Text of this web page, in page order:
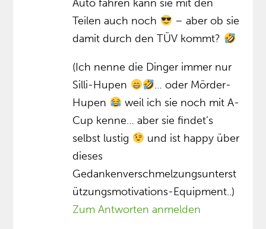
Auto fahren kann sie mit den
Teilen auch noch
– aber ob sie
damit durch den TÜV kommt?
(Ich nenne die Dinger immer nur
Silli-Hupen
… oder Mörder-
Hupen
weil ich sie noch mit A-
Cup kenne… aber sie findet’s
selbst lustig
und ist happy über
dieses
Gedankenverschmelzungsunterst
ützungsmotivations-Equipment..)
Zum Antworten anmelden